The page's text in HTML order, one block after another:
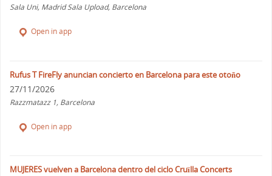
Sala Uni, Madrid Sala Upload, Barcelona
Open in app
Rufus T FireFly anuncian concierto en Barcelona para este otoño
27/11/2026
Razzmatazz 1, Barcelona
Open in app
MUJERES vuelven a Barcelona dentro del ciclo Cruïlla Concerts